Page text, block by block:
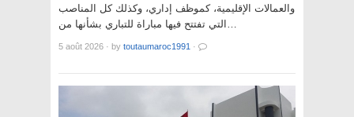
والعمالات الإقليمية، كموظف إداري، وكذلك كل المناصب
التي تفتتح فيها مباراة للتباري بشأنها من…
5 août 2026 · by toutaumaroc1991 ·